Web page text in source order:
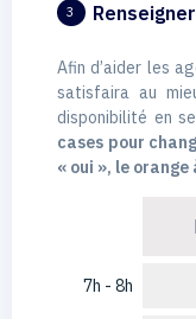
3
Afin d’aider les
satisfaira au
disponibilité en
cases pour
« oui », le orange
7h - 8h